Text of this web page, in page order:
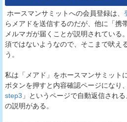
ホースマンサミットへの会員登録は、
らメアドを送信するのだが、他に「携
メルマガが届くことが説明されている
須ではないようなので、そこまで吠え
う。
私は「メアド」をホースマンサミット
ボタンを押すと内容確認ページになり
step3 」というページで自動返信され
の説明がある。